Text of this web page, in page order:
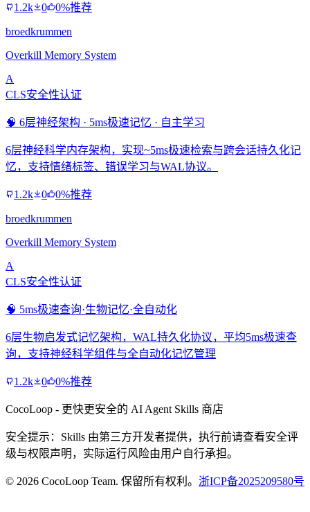
1.2k 0 0%推荐
broedkrummen
Overkill Memory System
A
CLS安全性认证
🧠 6层神经架构 · 5ms极速记忆 · 自主学习
6层神经科学内存架构，实现~5ms极速检索与跨会话持久化记
忆，支持情绪标签、错误学习与WAL协议。
1.2k 0 0%推荐
broedkrummen
Overkill Memory System
A
CLS安全性认证
🧠 5ms极速查询·生物记忆·全自动化
6层生物启发式记忆架构，WAL持久化协议，平均5ms极速查
询，支持神经科学组件与全自动化记忆管理
1.2k 0 0%推荐
CocoLoop - 更快更安全的 AI Agent Skills 商店
安全提示：Skills 由第三方开发者提供，执行前请查看安全评
级与权限声明，实际运行风险由用户自行承担。
© 2026 CocoLoop Team. 保留所有权利。 浙ICP备2025209580号